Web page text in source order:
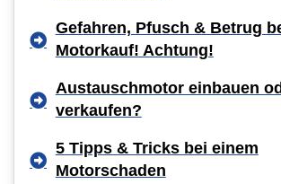
Gefahren, Pfusch & Betrug
Motorkauf! Achtung!
Austauschmotor einbauen
verkaufen?
5 Tipps & Tricks bei einem
Motorschaden